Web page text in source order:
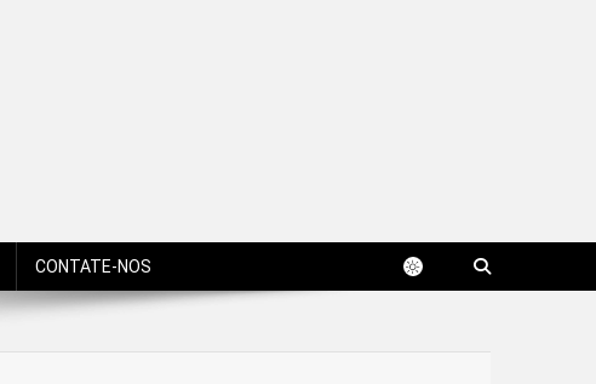
CONTATE-NOS